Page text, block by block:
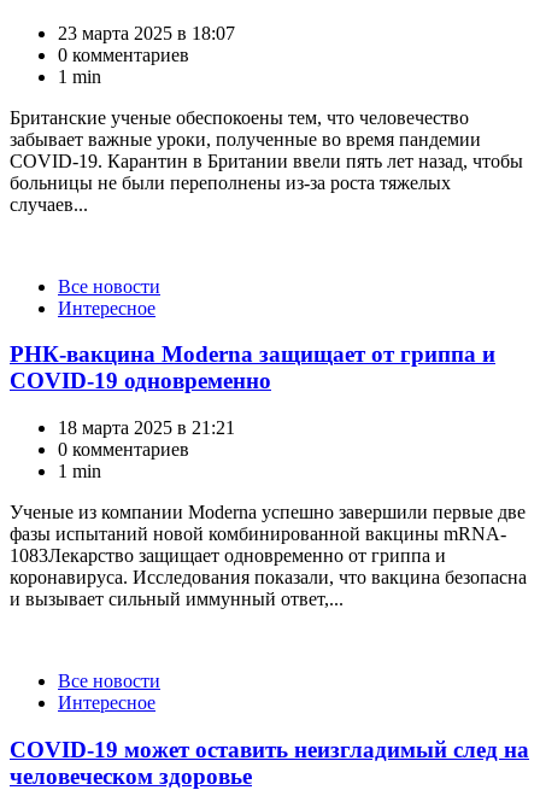
23 марта 2025 в 18:07
0 комментариев
1 min
Британские ученые обеспокоены тем, что человечество
забывает важные уроки, полученные во время пандемии
СOVID-19. Карантин в Британии ввели пять лет назад, чтобы
больницы не были переполнены из-за роста тяжелых
случаев...
КатегорииВсе новости
Интересное
РНК-вакцина Moderna защищает от гриппа и
COVID-19 одновременно
18 марта 2025 в 21:21
0 комментариев
1 min
Ученые из компании Moderna успешно завершили первые две
фазы испытаний новой комбинированной вакцины mRNA-
1083Лекарство защищает одновременно от гриппа и
коронавируса. Исследования показали, что вакцина безопасна
и вызывает сильный иммунный ответ,...
КатегорииВсе новости
Интересное
COVID-19 может оставить неизгладимый след на
человеческом здоровье